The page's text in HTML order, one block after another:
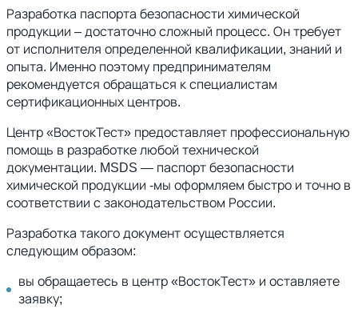
Разработка паспорта безопасности химической
продукции – достаточно сложный процесс. Он требует
от исполнителя определенной квалификации, знаний и
опыта. Именно поэтому предпринимателям
рекомендуется обращаться к специалистам
сертификационных центров.
Центр «ВостокТест» предоставляет профессиональную
помощь в разработке любой технической
документации. MSDS — паспорт безопасности
химической продукции -мы оформляем быстро и точно в
соответствии с законодательством России.
Разработка такого документ осуществляется
следующим образом:
вы обращаетесь в центр «ВостокТест» и оставляете
заявку;